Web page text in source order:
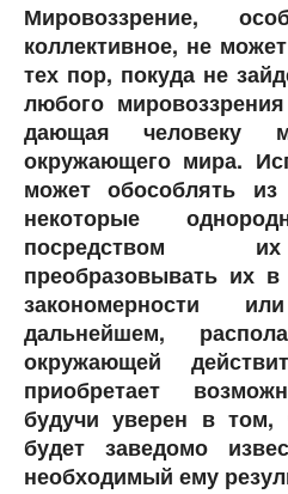
Мировоззрение,
коллективное, не
тех пор, покуда не
любого
дающая человеку
окружающего мира.
может обособлять из
некоторые
посредством
преобразовывать их
закономерности
дальнейшем,
окружающей
приобретает
будучи уверен в том,
будет заведомо
необходимый ему